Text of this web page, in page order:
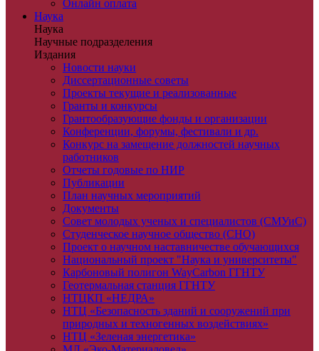
Онлайн оплата
Наука
Наука
Научные подразделения
Издания
Новости науки
Диссертационные советы
Проекты текущие и реализованные
Гранты и конкурсы
Грантообразующие фонды и организации
Конференции, форумы, фестивали и др.
Конкурс на замещение должностей научных
работников
Отчеты годовые по НИР
Публикации
План научныx мероприятий
Документы
Совет молодых ученых и специалистов (СМУиС)
Студенческое научное общество (СНО)
Проект о научном наставничестве обучающихся
Национальный проект "Наука и университеты"
Карбоновый полигон WayCarbon ГГНТУ
Геотермальная станция ГГНТУ
НТЦКП «НЕДРА»
НТЦ «Безопасность зданий и сооружений при
природных и техногенных воздействиях»
НТЦ «Зеленая энергетика»